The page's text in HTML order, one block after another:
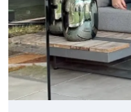
Bestellen via
Bestel deKijlstra RWS-
eenvoudig via
veilige, duurzame
betrouwbare levering ben